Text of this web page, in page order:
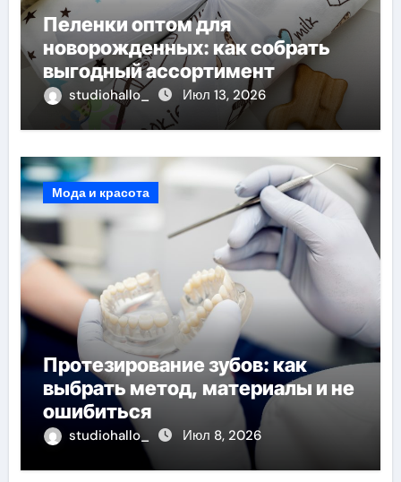
Пеленки оптом для
новорожденных: как собрать
выгодный ассортимент
studiohallo_ Июл 13, 2026
Мода и красота
Протезирование зубов: как
выбрать метод, материалы и не
ошибиться
studiohallo_ Июл 8, 2026